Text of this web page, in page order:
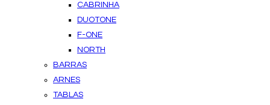
CABRINHA
DUOTONE
F-ONE
NORTH
BARRAS
ARNES
TABLAS